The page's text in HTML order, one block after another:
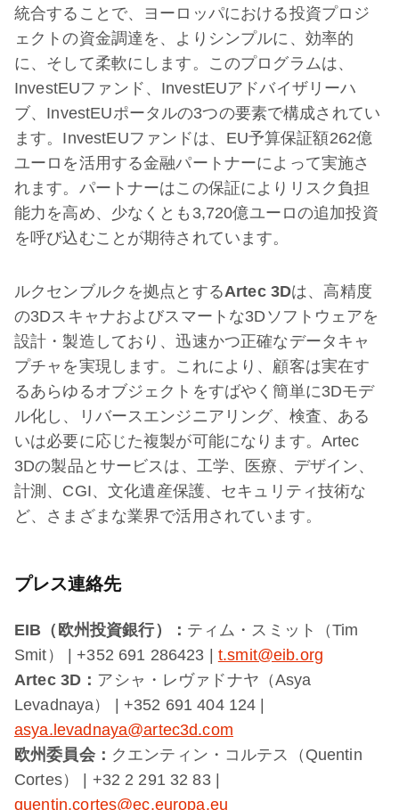
統合することで、ヨーロッパにおける投資プロジ
ェクトの資金調達を、よりシンプルに、効率的
に、そして柔軟にします。このプログラムは、
InvestEUファンド、InvestEUアドバイザリーハ
ブ、InvestEUポータルの3つの要素で構成されてい
ます。InvestEUファンドは、EU予算保証額262億
ユーロを活用する金融パートナーによって実施さ
れます。パートナーはこの保証によりリスク負担
能力を高め、少なくとも3,720億ユーロの追加投資
を呼び込むことが期待されています。
ルクセンブルクを拠点とするArtec 3Dは、高精度
の3Dスキャナおよびスマートな3Dソフトウェアを
設計・製造しており、迅速かつ正確なデータキャ
プチャを実現します。これにより、顧客は実在す
るあらゆるオブジェクトをすばやく簡単に3Dモデ
ル化し、リバースエンジニアリング、検査、ある
いは必要に応じた複製が可能になります。Artec
3Dの製品とサービスは、工学、医療、デザイン、
計測、CGI、文化遺産保護、セキュリティ技術な
ど、さまざまな業界で活用されています。
プレス連絡先
EIB（欧州投資銀行）： ティム・スミット（Tim
Smit） | +352 691 286423 | t.smit@eib.org
Artec 3D： アシャ・レヴァドナヤ（Asya
Levadnaya） | +352 691 404 124 |
asya.levadnaya@artec3d.com
欧州委員会： クエンティン・コルテス（Quentin
Cortes） | +32 2 291 32 83 |
quentin.cortes@ec.europa.eu